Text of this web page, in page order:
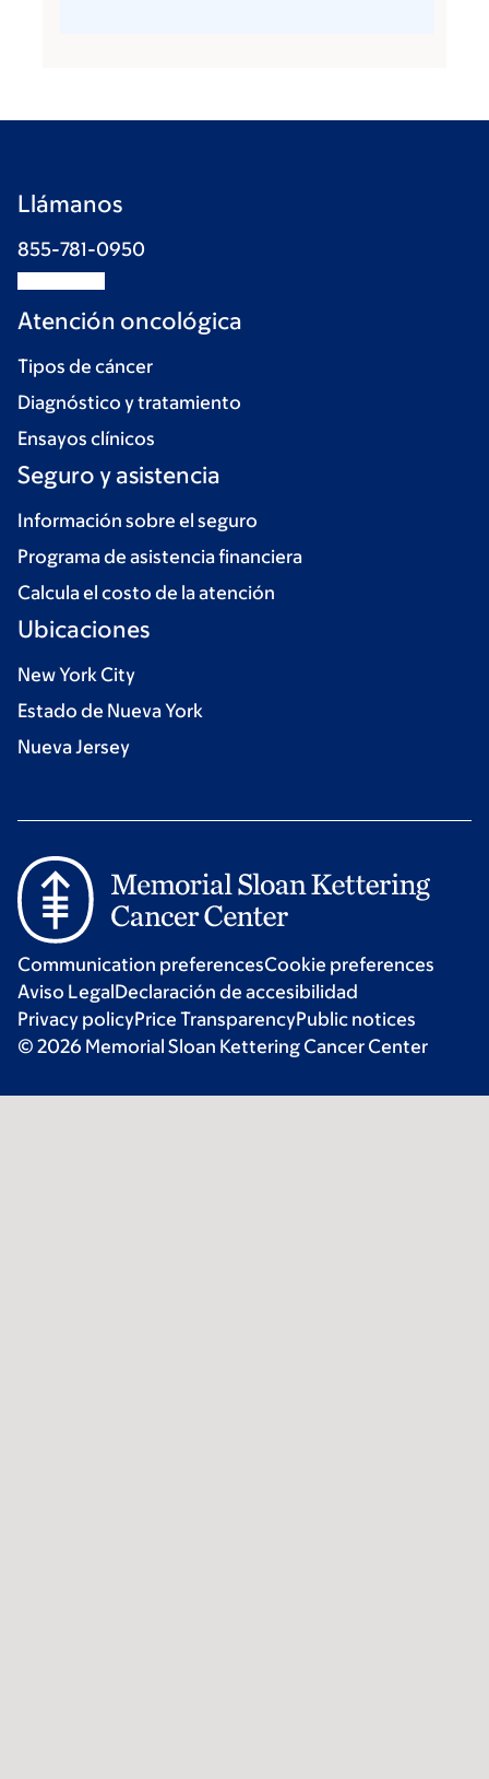
Llámanos
855-781-0950
Atención oncológica
Tipos de cáncer
Diagnóstico y tratamiento
Ensayos clínicos
Seguro y asistencia
Información sobre el seguro
Programa de asistencia financiera
Calcula el costo de la atención
Ubicaciones
New York City
Estado de Nueva York
Nueva Jersey
Communication preferencesCookie preferences
Aviso LegalDeclaración de accesibilidad
Privacy policyPrice TransparencyPublic notices
© 2026 Memorial Sloan Kettering Cancer Center